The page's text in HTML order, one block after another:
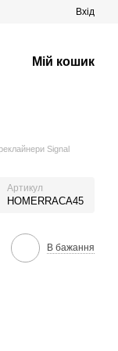
Вхід
Мій кошик
Signal
Артикул
HOMERRACA45
В бажання